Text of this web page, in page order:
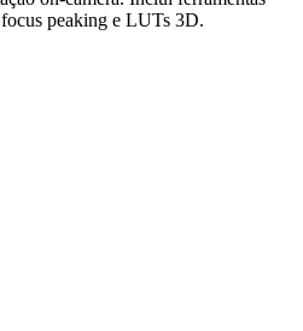
peaking e LUTs 3D.